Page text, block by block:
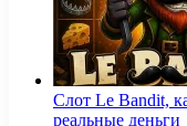
Слот Le Bandit,
реальные деньги